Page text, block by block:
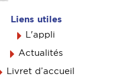
Liens utiles
L'appli
Actualités
Livret d’accueil